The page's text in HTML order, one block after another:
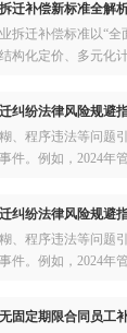
迁补偿新标准全解
拆迁补偿标准以“
构化定价、多元化
纠纷法律风险规避
、程序违法等问题
件。例如，2024年
纠纷法律风险规避
、程序违法等问题
件。例如，2024年